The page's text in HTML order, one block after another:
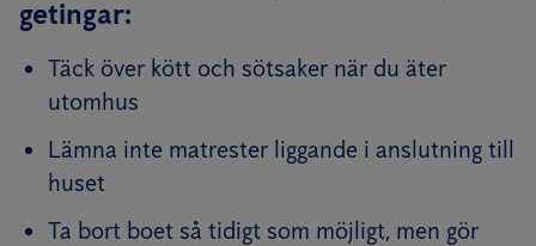
getingar:
Täck över kött och sötsaker när du äter
utomhus
Lämna inte matrester liggande i anslutning till
huset
Ta bort boet så tidigt som möjligt, men gör